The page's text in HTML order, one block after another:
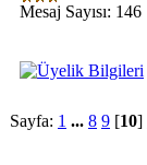
Mesaj Sayısı: 146
Sayfa: 1 ... 8 9 [10]